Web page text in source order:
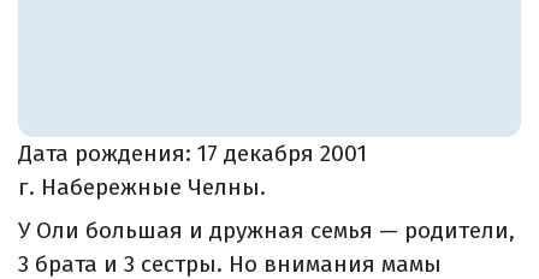
Дата рождения: 17 декабря 2001
г. Набережные Челны.
У Оли большая и дружная семья — родители,
3 брата и 3 сестры. Но внимания мамы